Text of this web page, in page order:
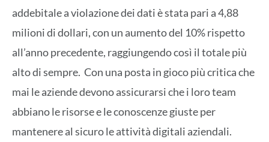
addebitale a violazione dei dati è stata pari a 4,88
milioni di dollari, con un aumento del 10% rispetto
all’anno precedente, raggiungendo così il totale più
alto di sempre. Con una posta in gioco più critica che
mai le aziende devono assicurarsi che i loro team
abbiano le risorse e le conoscenze giuste per
mantenere al sicuro le attività digitali aziendali.